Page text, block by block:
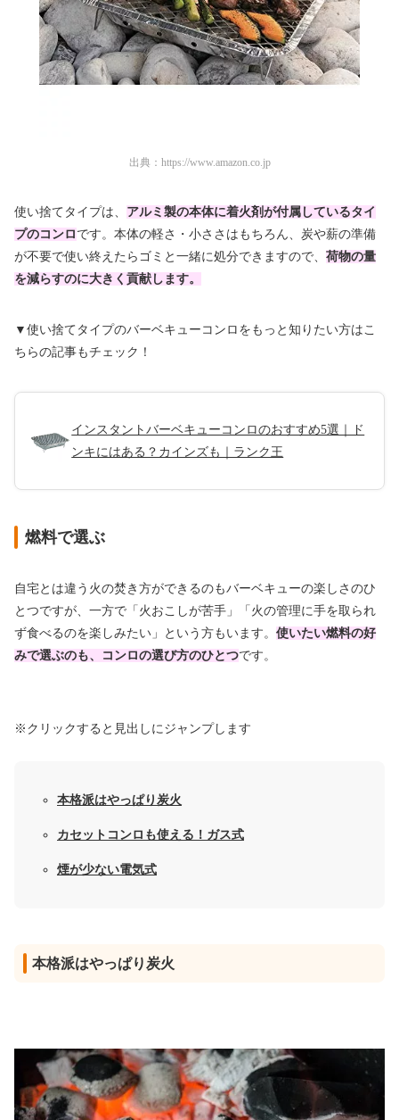
出典： https://www.amazon.co.jp
使い捨てタイプは、 アルミ製の本体に着火剤が付属しているタイ
プのコンロ です。本体の軽さ・小ささはもちろん、炭や薪の準備
が不要で使い終えたらゴミと一緒に処分できますので、 荷物の量
を減らすのに大きく貢献します。
▼使い捨てタイプのバーベキューコンロをもっと知りたい方はこ
ちらの記事もチェック！
インスタントバーベキューコンロのおすすめ5選｜ド
ンキにはある？カインズも｜ランク王
燃料で選ぶ
自宅とは違う火の焚き方ができるのもバーベキューの楽しさのひ
とつですが、一方で「火おこしが苦手」「火の管理に手を取られ
ず食べるのを楽しみたい」という方もいます。 使いたい燃料の好
みで選ぶのも、コンロの選び方のひとつです。
※クリックすると見出しにジャンプします
本格派はやっぱり炭火
カセットコンロも使える！ガス式
煙が少ない電気式
本格派はやっぱり炭火